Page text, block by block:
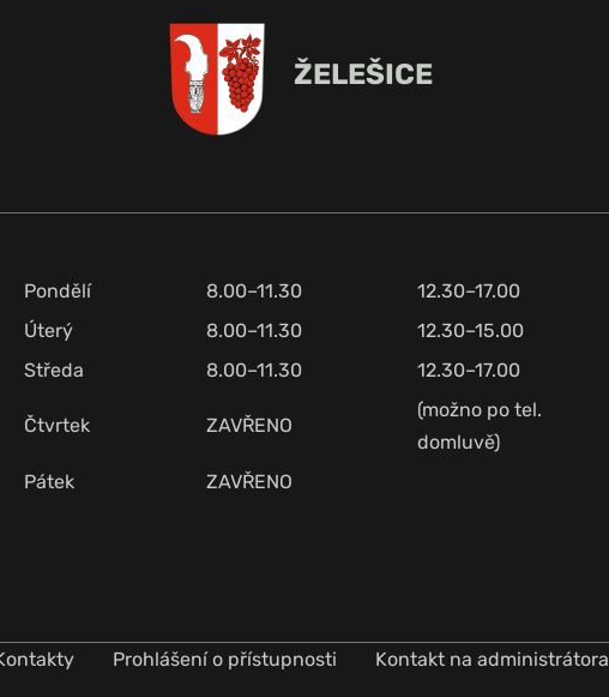
ŽELEŠICE
Pondělí 8.00–11.30
12.30–17.00
Úterý
8.00–11.30
12.30–15.00
Středa
8.00–11.30 12.30–17.00
Čtvrtek ZAVŘENO
(možno po tel.
domluvě)
Pátek
ZAVŘENO
Prohlášení o přístupnosti Kontakt na administrátora